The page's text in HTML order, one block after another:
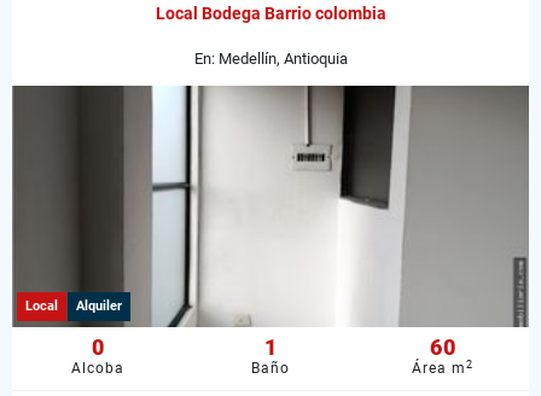
Local Bodega Barrio colombia
En: Medellín, Antioquia
Local Alquiler
0
Alcoba
1
Baño
60
Área m2